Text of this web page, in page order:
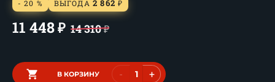
- 20 % ВЫГОДА 2 862 ₽
11 448₽ 14 310₽
В КОРЗИНУ - +